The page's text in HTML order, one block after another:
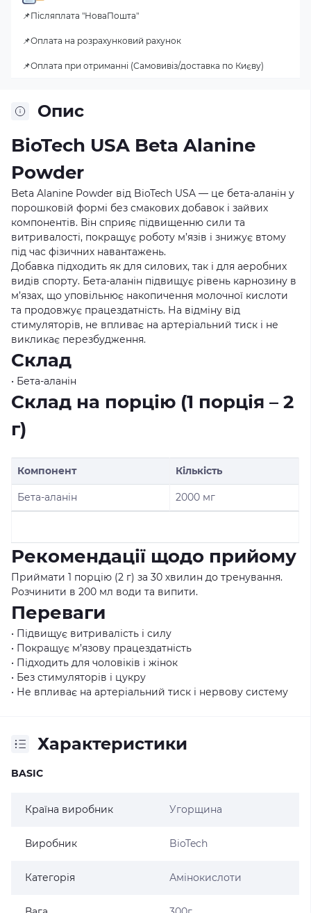
Опис
BioTech USA Beta Alanine
Powder
Beta Alanine Powder від BioTech USA — це бета-аланін у
порошковій формі без смакових добавок і зайвих
компонентів. Він сприяє підвищенню сили та
витривалості, покращує роботу м’язів і знижує втому
під час фізичних навантажень.
Добавка підходить як для силових, так і для аеробних
видів спорту. Бета-аланін підвищує рівень карнозину в
м’язах, що уповільнює накопичення молочної кислоти
та продовжує працездатність. На відміну від
стимуляторів, не впливає на артеріальний тиск і не
викликає перезбудження.
Склад
• Бета-аланін
Склад на порцію (1 порція – 2
г)
Компонент Кількість
Бета-аланін 2000 мг
Рекомендації щодо прийому
Приймати 1 порцію (2 г) за 30 хвилин до тренування.
Розчинити в 200 мл води та випити.
Переваги
• Підвищує витривалість і силу
• Покращує м’язову працездатність
• Підходить для чоловіків і жінок
• Без стимуляторів і цукру
• Не впливає на артеріальний тиск і нервову систему
Характеристики
BASIC
Країна виробник Угорщина
Виробник BioTech
Категорія Амінокислоти
📌Післяплата "НоваПошта"
📌Оплата на розрахунковий рахунок
📌Оплата при отриманні (Самовивіз/доставка по Києву)